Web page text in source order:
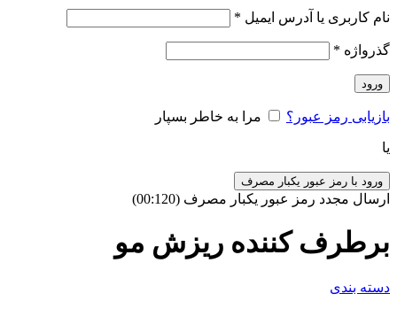
نام کاربری یا آدرس ایمیل *
گذرواژه *
ورود
بازیابی رمز عبور؟ مرا به خاطر بسپار
یا
ورود با رمز عبور یکبار مصرف
ارسال مجدد رمز عبور یکبار مصرف (00:
120
)
برطرف کننده ریزش مو
دسته بندی